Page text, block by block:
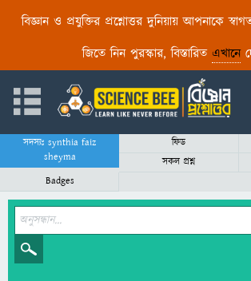
বিজ্ঞান ও প্রযুক্তির প্রশ্নোত্তর দুনিয়ায় আপনাকে
জিতে নিন পুরস্কার, বিস্তারিত এখানে
সদস্যঃ synthia faiz
sheyma
ফিড
সকল প্রশ্ন
Badges